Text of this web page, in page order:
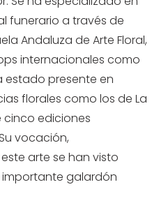
funerario a través de
Andaluza de Arte Floral,
internacionales como
estado presente en
florales como los de La
cinco ediciones
vocación,
arte se han visto
galardón